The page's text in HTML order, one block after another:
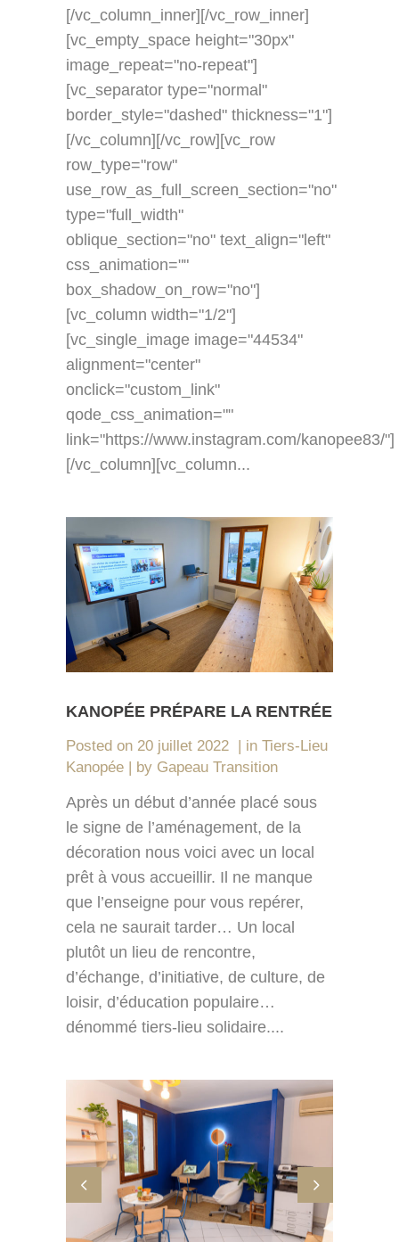
[/vc_column_inner][/vc_row_inner]
[vc_empty_space height="30px"
image_repeat="no-repeat"]
[vc_separator type="normal"
border_style="dashed" thickness="1"]
[/vc_column][/vc_row][vc_row
row_type="row"
use_row_as_full_screen_section="no"
type="full_width"
oblique_section="no" text_align="left"
css_animation=""
box_shadow_on_row="no"]
[vc_column width="1/2"]
[vc_single_image image="44534"
alignment="center"
onclick="custom_link"
qode_css_animation=""
link="https://www.instagram.com/kanopee83/"]
[/vc_column][vc_column...
KANOPÉE PRÉPARE LA RENTRÉE
Posted on 20 juillet 2022 in Tiers-Lieu
Kanopée
by Gapeau Transition
Après un début d’année placé sous
le signe de l’aménagement, de la
décoration nous voici avec un local
prêt à vous accueillir. Il ne manque
que l’enseigne pour vous repérer,
cela ne saurait tarder… Un local
plutôt un lieu de rencontre,
d’échange, d’initiative, de culture, de
loisir, d’éducation populaire…
dénommé tiers-lieu solidaire....